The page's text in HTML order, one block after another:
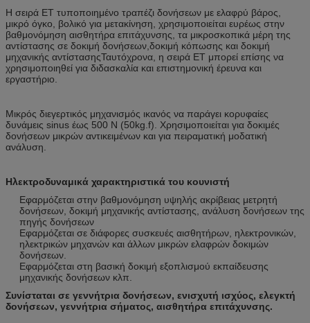
Η σειρά ET τυποποιημένο τραπέζι δονήσεων με ελαφρύ βάρος,
μικρό όγκο, βολικό για μετακίνηση, χρησιμοποιείται ευρέως στην
βαθμονόμηση αισθητήρα επιτάχυνσης, τα μικροσκοπικά μέρη της
αντίστασης σε δοκιμή δονήσεων,δοκιμή κόπωσης και δοκιμή
μηχανικής αντίστασηςΤαυτόχρονα, η σειρά ET μπορεί επίσης να
χρησιμοποιηθεί για διδασκαλία και επιστημονική έρευνα και
εργαστήριο.
Μικρός διεγερτικός μηχανισμός ικανός να παράγει κορυφαίες
δυνάμεις sinus έως 500 N (50kg.f). Χρησιμοποιείται για δοκιμές
δονήσεων μικρών αντικειμένων και για πειραματική μοδατική
ανάλυση.
Ηλεκτροδυναμικά χαρακτηριστικά του κουνιστή
Εφαρμόζεται στην βαθμονόμηση υψηλής ακρίβειας μετρητή
δονήσεων, δοκιμή μηχανικής αντίστασης, ανάλυση δονήσεων της
πηγής δονήσεων
Εφαρμόζεται σε διάφορες συσκευές αισθητήρων, ηλεκτρονικών,
ηλεκτρικών μηχανών και άλλων μικρών ελαφρών δοκιμών
δονήσεων.
Εφαρμόζεται στη βασική δοκιμή εξοπλισμού εκπαίδευσης
μηχανικής δονήσεων κλπ.
Συνίσταται σε γεννήτρια δονήσεων, ενισχυτή ισχύος, ελεγκτή
δονήσεων, γεννήτρια σήματος, αισθητήρα επιτάχυνσης.